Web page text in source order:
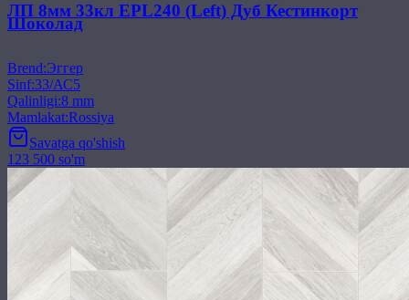
ЛП 8мм 33кл EPL240 (Left) Дуб Кестинкорт
Шоколад
Brend:Эггер
Sinf:33/АС5
Qalinligi:8 mm
Mamlakat:Rossiya
Savatga qo'shish
123 500 so'm